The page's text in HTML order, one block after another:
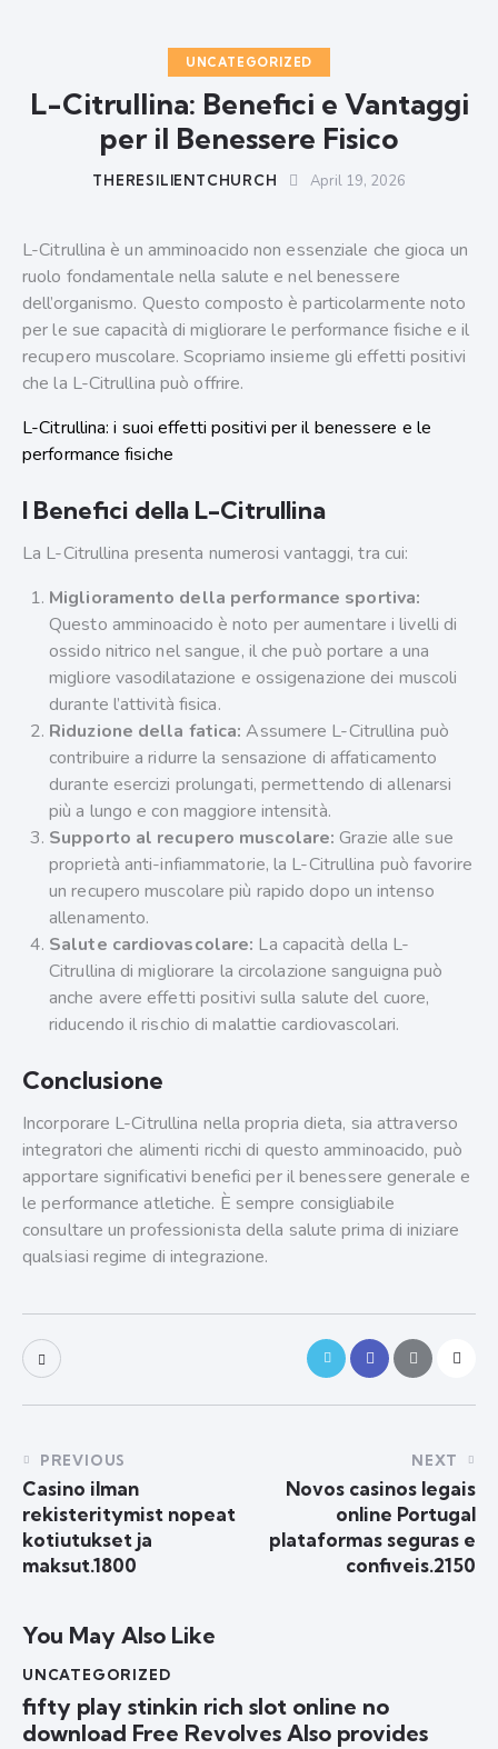
UNCATEGORIZED
L-Citrullina: Benefici e Vantaggi
per il Benessere Fisico
THERESILIENTCHURCH April 19, 2026
L-Citrullina è un amminoacido non essenziale che gioca un
ruolo fondamentale nella salute e nel benessere
dell’organismo. Questo composto è particolarmente noto
per le sue capacità di migliorare le performance fisiche e il
recupero muscolare. Scopriamo insieme gli effetti positivi
che la L-Citrullina può offrire.
L-Citrullina: i suoi effetti positivi per il benessere e le
performance fisiche
I Benefici della L-Citrullina
La L-Citrullina presenta numerosi vantaggi, tra cui:
Miglioramento della performance sportiva:
Questo amminoacido è noto per aumentare i livelli di
ossido nitrico nel sangue, il che può portare a una
migliore vasodilatazione e ossigenazione dei muscoli
durante l’attività fisica.
Riduzione della fatica: Assumere L-Citrullina può
contribuire a ridurre la sensazione di affaticamento
durante esercizi prolungati, permettendo di allenarsi
più a lungo e con maggiore intensità.
Supporto al recupero muscolare: Grazie alle sue
proprietà anti-infiammatorie, la L-Citrullina può favorire
un recupero muscolare più rapido dopo un intenso
allenamento.
Salute cardiovascolare: La capacità della L-
Citrullina di migliorare la circolazione sanguigna può
anche avere effetti positivi sulla salute del cuore,
riducendo il rischio di malattie cardiovascolari.
Conclusione
Incorporare L-Citrullina nella propria dieta, sia attraverso
integratori che alimenti ricchi di questo amminoacido, può
apportare significativi benefici per il benessere generale e
le performance atletiche. È sempre consigliabile
consultare un professionista della salute prima di iniziare
qualsiasi regime di integrazione.
PREVIOUS
Casino ilman
rekisteritymist nopeat
kotiutukset ja
maksut.1800
NEXT
Novos casinos legais
online Portugal
plataformas seguras e
confiveis.2150
You May Also Like
UNCATEGORIZED
fifty play stinkin rich slot online no
download Free Revolves Also provides